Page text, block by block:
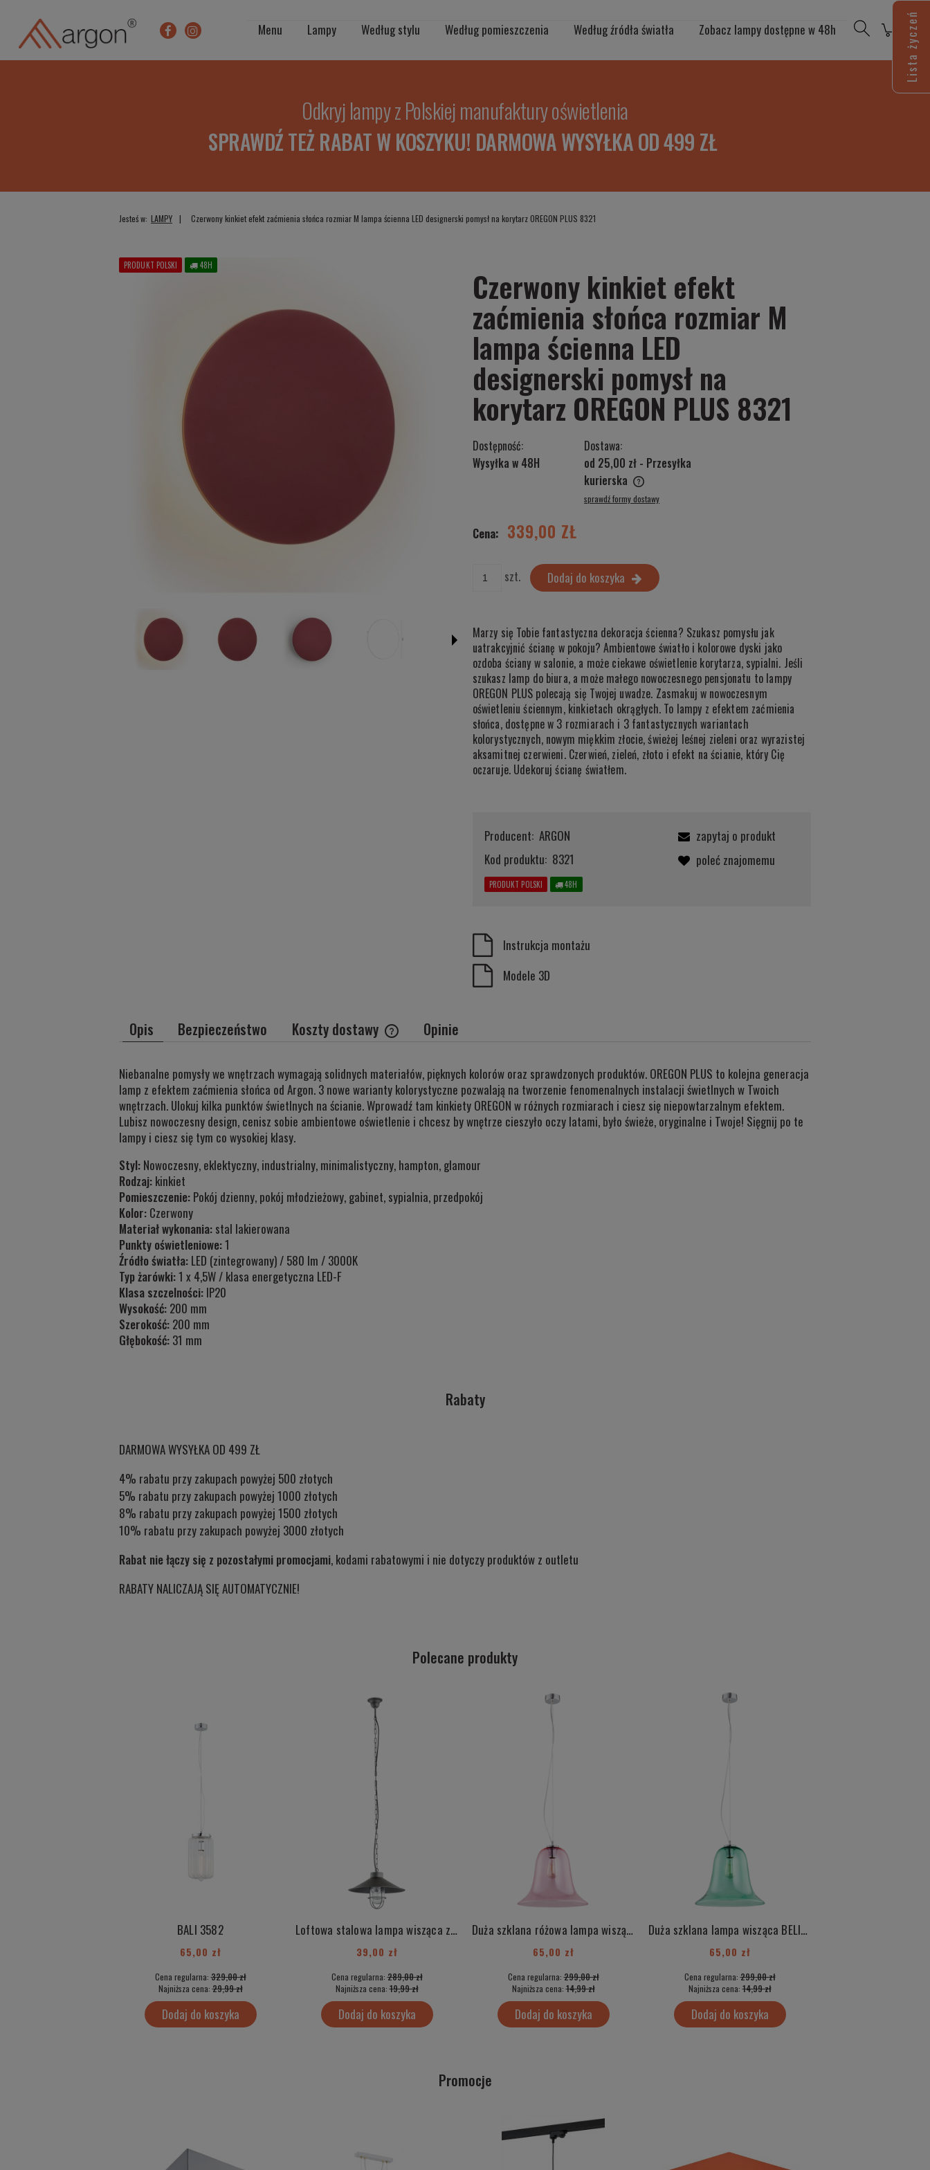
Menu Lampy Według stylu Według pomieszczenia Według źródła światła Zobacz lampy dostępne w 48h
Odkryj lampy z Polskiej manufaktury oświetlenia
SPRAWDŹ TEŻ RABAT W KOSZYKU! DARMOWA WYSYŁKA OD 499 ZŁ
Jesteś w: LAMPY Czerwony kinkiet efekt zaćmienia słońca rozmiar M lampa ścienna LED designerski pomysł na korytarz OREGON PLUS 8321
PRODUKT POLSKI 48H Czerwony kinkiet efekt
zaćmienia słońca rozmiar M
lampa ścienna LED
designerski pomysł na
korytarz OREGON PLUS 8321
Dostępność:
Wysyłka w 48H
Dostawa:
od 25,00 zł - Przesyłka
kurierska
płatności
sprawdź formy dostawy
Cena: 339,00 ZŁ
szt. Dodaj do koszyka
Marzy się Tobie fantastyczna dekoracja ścienna? Szukasz pomysłu jak
uatrakcyjnić ścianę w pokoju? Ambientowe światło i kolorowe dyski jako
ozdoba ściany w salonie, a może ciekawe oświetlenie korytarza, sypialni. Jeśli
szukasz lamp do biura, a może małego nowoczesnego pensjonatu to lampy
OREGON PLUS polecają się Twojej uwadze. Zasmakuj w nowoczesnym
oświetleniu ściennym, kinkietach okrągłych. To lampy z efektem zaćmienia
słońca, dostępne w 3 rozmiarach i 3 fantastycznych wariantach
kolorystycznych, nowym miękkim złocie, świeżej leśnej zieleni oraz wyrazistej
aksamitnej czerwieni. Czerwień, zieleń, złoto i efekt na ścianie, który Cię
oczaruje. Udekoruj ścianę światłem.
Producent: ARGON
Kod produktu: 8321
PRODUKT POLSKI 48H
zapytaj o produkt
poleć znajomemu
Instrukcja montażu
Modele 3D
Opis Bezpieczeństwo Koszty dostawy
płatności
Opinie
Niebanalne pomysły we wnętrzach wymagają solidnych materiałów, pięknych kolorów oraz sprawdzonych produktów. OREGON PLUS to kolejna generacja
lamp z efektem zaćmienia słońca od Argon. 3 nowe warianty kolorystyczne pozwalają na tworzenie fenomenalnych instalacji świetlnych w Twoich
wnętrzach. Ulokuj kilka punktów świetlnych na ścianie. Wprowadź tam kinkiety OREGON w różnych rozmiarach i ciesz się niepowtarzalnym efektem.
Lubisz nowoczesny design, cenisz sobie ambientowe oświetlenie i chcesz by wnętrze cieszyło oczy latami, było świeże, oryginalne i Twoje! Sięgnij po te
lampy i ciesz się tym co wysokiej klasy.
Styl: Nowoczesny, eklektyczny, industrialny, minimalistyczny, hampton, glamour
Rodzaj: kinkiet
Pomieszczenie: Pokój dzienny, pokój młodzieżowy, gabinet, sypialnia, przedpokój
Kolor: Czerwony
Materiał wykonania: stal lakierowana
Punkty oświetleniowe:1
Źródło światła: LED (zintegrowany) / 580 lm / 3000K
Typżarówki:1 x 4,5W / klasa energetyczna LED-F
Klasa szczelności: IP20
Wysokość: 200 mm
Szerokość: 200 mm
Głębokość: 31 mm
Rabaty
DARMOWA WYSYŁKA OD 499 ZŁ
4% rabatu przy zakupach powyżej 500 złotych
5% rabatu przy zakupach powyżej 1000 złotych
8% rabatu przy zakupach powyżej 1500 złotych
10% rabatu przy zakupach powyżej 3000 złotych
Rabat nie łączy się z pozostałymi promocjami, kodami rabatowymi i nie dotyczy produktów z outletu
RABATY NALICZAJĄ SIĘ AUTOMATYCZNIE!
Polecane produkty
BALI 3582
65,00 zł
Cena regularna:329,00 zł
Najniższa cena:29,99 zł
Dodaj do koszyka
Loftowa stalowa lampa wisząca z elementami chrom industrialna ITAKA 3729
39,00 zł
Cena regularna:289,00 zł
Najniższa cena:19,99 zł
Dodaj do koszyka
Duża szklana różowa lampa wisząca BELIZE 3714
65,00 zł
Cena regularna:299,00 zł
Najniższa cena:14,99 zł
Dodaj do koszyka
Duża szklana lampa wisząca BELIZE 3713
65,00 zł
Cena regularna:299,00 zł
Najniższa cena:14,99 zł
Dodaj do koszyka
Promocje
Lista życzeń